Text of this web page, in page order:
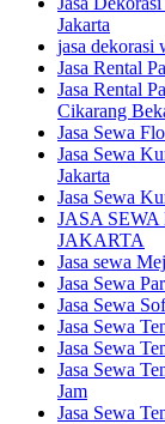
Jakarta
jasa dekorasi
Jasa Rental
Jasa Rental
Cikarang
Jasa Sewa
Jasa Sewa
Jakarta
Jasa Sewa
JASA
JAKARTA
Jasa sewa
Jasa Sewa
Jasa Sewa
Jasa Sewa
Jasa Sewa
Jasa Sewa
Jam
Jasa Sewa